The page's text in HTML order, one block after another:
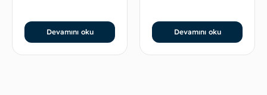
Devamını oku Devamını oku